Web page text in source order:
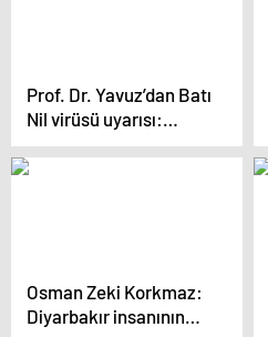
Prof. Dr. Yavuz’dan Batı
Nil virüsü uyarısı:
Türkiye’de de vakalar
görülmeye başlandı
Osman Zeki Korkmaz:
Diyarbakır insanının